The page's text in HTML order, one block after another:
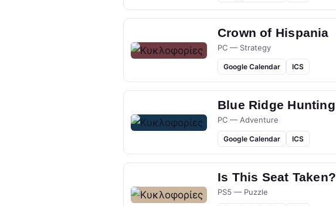
Crown of Hispania
PC — Strategy
Google Calendar ICS
Blue Ridge Hunting
PC — Adventure
Google Calendar ICS
Is This Seat Taken?
PS5 — Puzzle